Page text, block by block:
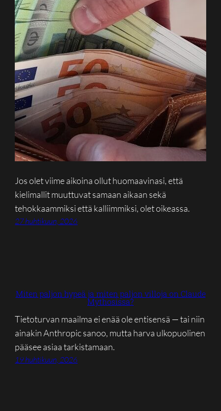
Jos olet viime aikoina ollut huomaavinasi, että
kielimallit muuttuvat samaan aikaan sekä
tehokkaammiksi että kalliimmiksi, olet oikeassa.
27 huhtikuun, 2026
Miten paljon hypeä ja miten paljon villoja on Claude
Mythosissa?
Tietoturvan maailma ei enää ole entisensä — tai niin
ainakin Anthropic sanoo, mutta harva ulkopuolinen
pääsee asiaa tarkistamaan.
19 huhtikuun, 2026